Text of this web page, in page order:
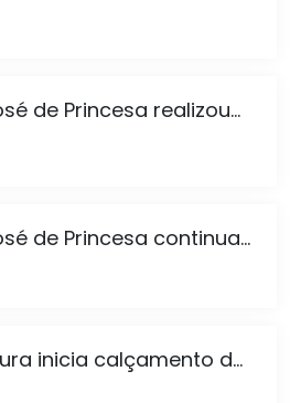
de Princesa realizou...
de Princesa continua...
inicia calçamento d...